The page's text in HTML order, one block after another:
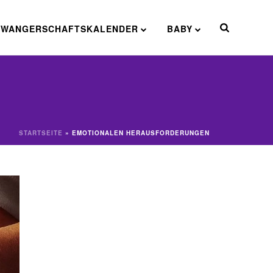
BABY
STARTSEITE » EMOTIONALEN HERAUSFORDERUNGEN